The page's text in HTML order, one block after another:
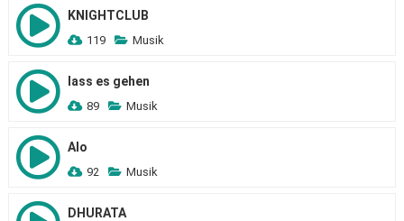
KNIGHTCLUB
119 Musik
lass es gehen
89 Musik
Alo
92 Musik
DHURATA